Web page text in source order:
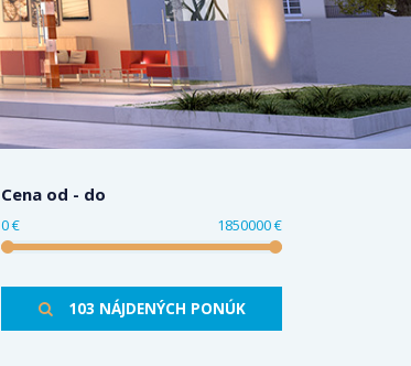
Cena od - do
0 € 1850000 €
103 NÁJDENÝCH PONÚK